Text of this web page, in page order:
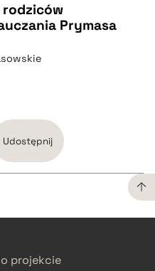
rodziców
Prymasa
Udostępnij
o projekcie